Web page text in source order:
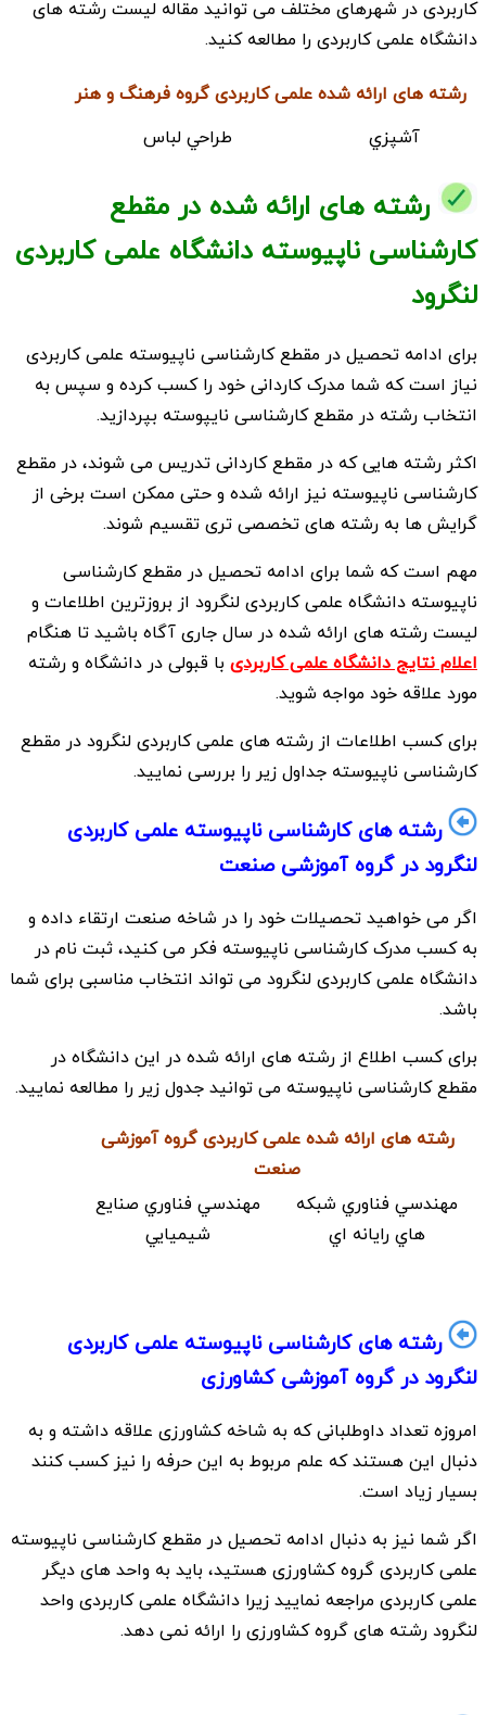
کاربردی در شهرهای مختلف می توانید مقاله لیست رشته های
دانشگاه علمی کاربردیرا مطالعه کنید.
رشته های ارائه شده علمی کاربردی گروه فرهنگ و هنر
آشپزي
طراحي لباس
رشته های ارائه شده در مقطع
کارشناسی ناپیوسته دانشگاه علمی کاربردی
لنگرود
برای ادامه تحصیل در مقطع کارشناسی ناپیوسته علمی کاربردی
نیاز است که شما مدرک کاردانی خود را کسب کرده و سپس به
انتخاب رشته در مقطع کارشناسی نایپوسته بپردازید.
اکثر رشته هایی که در مقطع کاردانی تدریس می شوند، در مقطع
کارشناسی ناپیوسته نیز ارائه شده و حتی ممکن است برخی از
گرایش ها به رشته های تخصصی تری تقسیم شوند.
مهم است که شما برای ادامه تحصیل در مقطع کارشناسی
ناپیوسته دانشگاه علمی کاربردی لنگرود از بروزترین اطلاعات و
لیست رشته های ارائه شده در سال جاری آگاه باشید تا هنگام
اعلام نتایج دانشگاه علمی کاربردی با قبولی در دانشگاه و رشته
مورد علاقه خود مواجه شوید.
برای کسب اطلاعات از رشته های علمی کاربردی لنگرود در مقطع
کارشناسی ناپیوسته جداول زیر را بررسی نمایید.
رشته های کارشناسی ناپیوسته علمی کاربردی
لنگرود در گروه آموزشی صنعت
اگر می خواهید تحصیلات خود را در شاخه صنعت ارتقاء داده و
به کسب مدرک کارشناسی ناپیوسته فکر می کنید، ثبت نام در
دانشگاه علمی کاربردی لنگرود می تواند انتخاب مناسبی برای شما
باشد.
برای کسب اطلاع از رشته های ارائه شده در این دانشگاه در
مقطع کارشناسی ناپیوسته می توانید جدول زیر را مطالعه نمایید.
رشته های ارائه شده علمی کاربردی گروه آموزشی
صنعت
مهندسي فناوري شبكه
هاي رايانه اي
مهندسي فناوري صنايع
شيميايي
رشته های کارشناسی ناپیوسته علمی کاربردی
لنگرود در گروه آموزشی کشاورزی
امروزه تعداد داوطلبانی که به شاخه کشاورزی علاقه داشته و به
دنبال این هستند که علم مربوط به این حرفه را نیز کسب کنند
بسیار زیاد است.
اگر شما نیز به دنبال ادامه تحصیل در مقطع کارشناسی ناپیوسته
علمی کاربردی گروه کشاورزی هستید، باید به واحد های دیگر
علمی کاربردی مراجعه نمایید زیرا دانشگاه علمی کاربردی واحد
لنگرود رشته های گروه کشاورزی را ارائه نمی دهد.